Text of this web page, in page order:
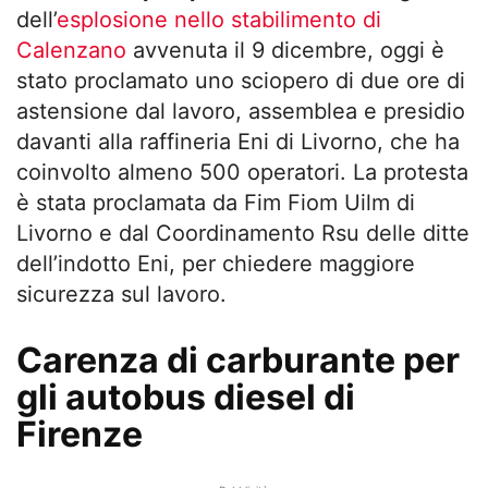
dell’esplosione nello stabilimento di
Calenzano avvenuta il 9 dicembre, oggi è
stato proclamato uno sciopero di due ore di
astensione dal lavoro, assemblea e presidio
davanti alla raffineria Eni di Livorno, che ha
coinvolto almeno 500 operatori. La protesta
è stata proclamata da Fim Fiom Uilm di
Livorno e dal Coordinamento Rsu delle ditte
dell’indotto Eni, per chiedere maggiore
sicurezza sul lavoro.
Carenza di carburante per
gli autobus diesel di
Firenze